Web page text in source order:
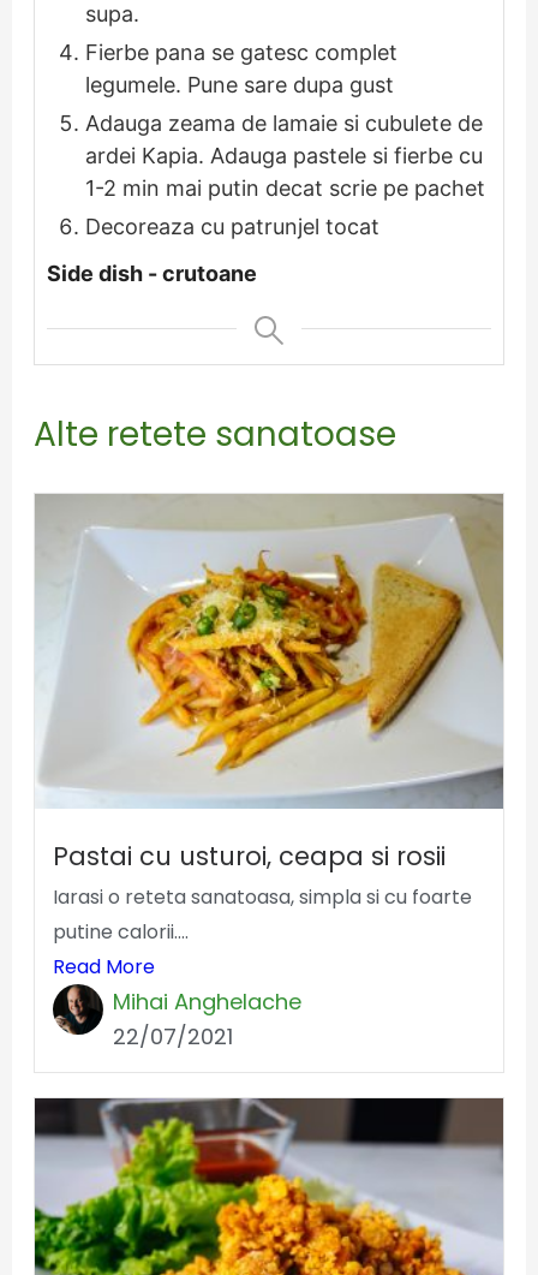
supa.
Fierbe pana se gatesc complet
legumele. Pune sare dupa gust
Adauga zeama de lamaie si cubulete de
ardei Kapia. Adauga pastele si fierbe cu
1-2 min mai putin decat scrie pe pachet
Decoreaza cu patrunjel tocat
Side dish - crutoane
Alte retete sanatoase
Pastai cu usturoi, ceapa si rosii
Iarasi o reteta sanatoasa, simpla si cu foarte
putine calorii....
Read More
Mihai Anghelache
22/07/2021